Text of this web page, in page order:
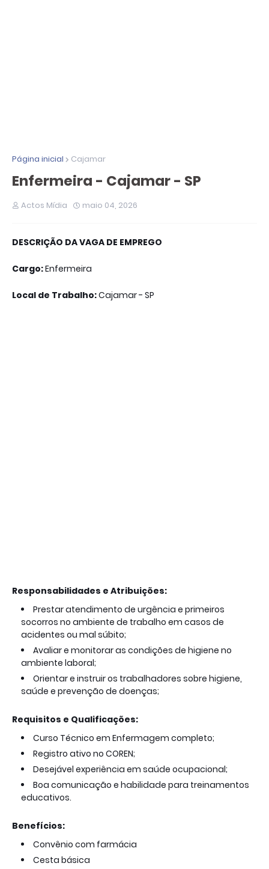
Página inicial Cajamar
Enfermeira - Cajamar - SP
Actos Mídia maio 04, 2026
DESCRIÇÃO DA VAGA DE EMPREGO
Cargo:Enfermeira
Local de Trabalho:Cajamar - SP
Responsabilidades e Atribuições:
Prestar atendimento de urgência e primeiros
socorros no ambiente de trabalho em casos de
acidentes ou mal súbito;
Avaliar e monitorar as condições de higiene no
ambiente laboral;
Orientar e instruir os trabalhadores sobre higiene,
saúde e prevenção de doenças;
Requisitos e Qualificações:
Curso Técnico em Enfermagem completo;
Registro ativo no COREN;
Desejável experiência em saúde ocupacional;
Boa comunicação e habilidade para treinamentos
educativos.
Benefícios:
Convênio com farmácia
Cesta básica